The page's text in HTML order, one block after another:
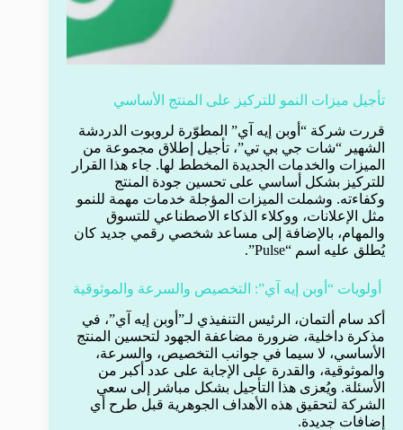
تأجيل ميزات النمو للتركيز على المنتج الأساسي
قررت شركة “أوبن إيه آي” المطوّرة لروبوت الدردشة
الشهير “شات جي بي تي”، تأجيل إطلاق مجموعة من
الميزات والخدمات الجديدة المخطط لها. جاء هذا القرار
للتركيز بشكل أساسي على تحسين جودة المنتج
وكفاءته. وشملت الميزات المؤجلة خدمات مهمة للنمو
مثل الإعلانات، ووكلاء الذكاء الاصطناعي للتسوق
والمهام، بالإضافة إلى مساعد شخصي رقمي جديد كان
يُطلق عليه اسم “Pulse”.
أولويات “أوبن إيه آي”: التخصيص والسرعة والموثوقية
أكد سام ألتمان، الرئيس التنفيذي لـ”أوبن إيه آي”، في
مذكرة داخلية، ضرورة مضاعفة الجهود لتحسين المنتج
الأساسي، لا سيما في جوانب التخصيص، والسرعة،
والموثوقية، والقدرة على الإجابة على عدد أكبر من
الأسئلة. ويُعزى هذا التأجيل بشكل مباشر إلى سعي
الشركة لتحقيق هذه الأهداف الجوهرية قبل طرح أي
إضافات جديدة.